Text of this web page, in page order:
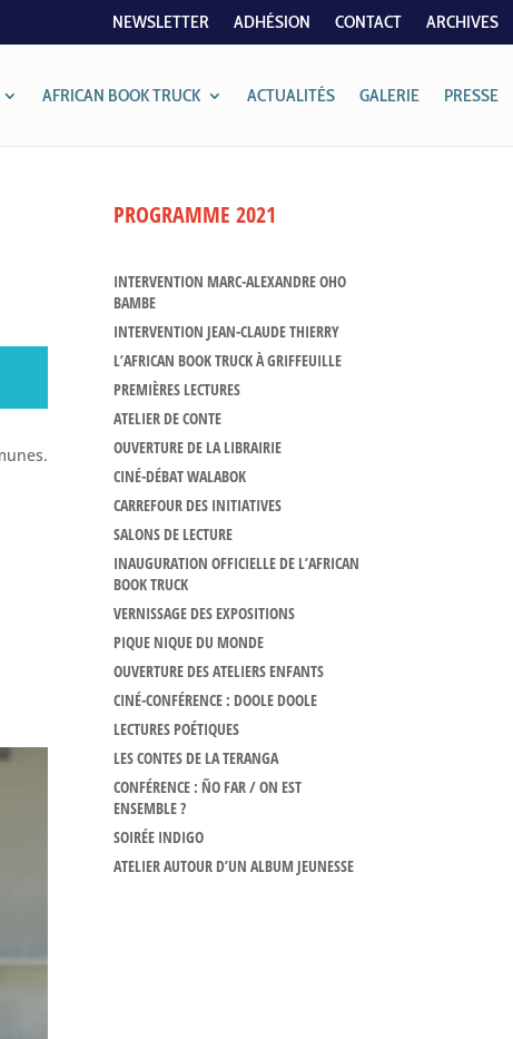
NEWSLETTER ADHÉSION CONTACT ARCHIVES
AFRICAN BOOK TRUCK ACTUALITÉS GALERIE PRESSE
PROGRAMME 2021
INTERVENTION MARC-ALEXANDRE OHO
BAMBE
INTERVENTION JEAN-CLAUDE THIERRY
L’AFRICAN BOOK TRUCK À GRIFFEUILLE
PREMIÈRES LECTURES
ATELIER DE CONTE
OUVERTURE DE LA LIBRAIRIE
CINÉ-DÉBAT WALABOK
CARREFOUR DES INITIATIVES
SALONS DE LECTURE
INAUGURATION OFFICIELLE DE L’AFRICAN
BOOK TRUCK
VERNISSAGE DES EXPOSITIONS
PIQUE NIQUE DU MONDE
OUVERTURE DES ATELIERS ENFANTS
CINÉ-CONFÉRENCE : DOOLE DOOLE
LECTURES POÉTIQUES
LES CONTES DE LA TERANGA
CONFÉRENCE : ÑO FAR / ON EST
ENSEMBLE ?
SOIRÉE INDIGO
ATELIER AUTOUR D’UN ALBUM JEUNESSE